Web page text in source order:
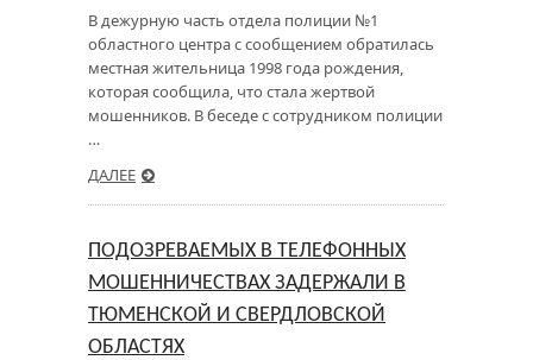
В дежурную часть отдела полиции №1
областного центра с сообщением обратилась
местная жительница 1998 года рождения,
которая сообщила, что стала жертвой
мошенников. В беседе с сотрудником полиции
…
ДАЛЕЕ
ПОДОЗРЕВАЕМЫХ В ТЕЛЕФОННЫХ
МОШЕННИЧЕСТВАХ ЗАДЕРЖАЛИ В
ТЮМЕНСКОЙ И СВЕРДЛОВСКОЙ
ОБЛАСТЯХ